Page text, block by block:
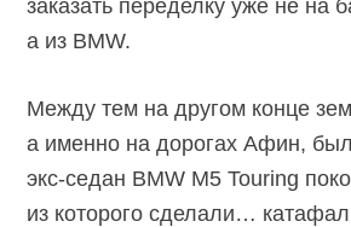
заказать переделку уже не на
а из BMW.
Между тем на другом конце
а именно на дорогах Афин,
экс-седан BMW M5 Touring
из которого сделали…